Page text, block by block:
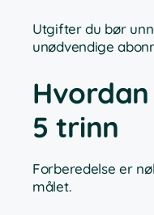
Utgifter du bør
unødvendige
5 trinn
Forberedelse er
målet.